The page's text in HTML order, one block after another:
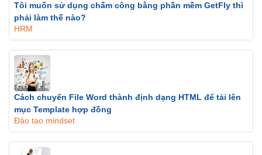
Tôi muốn sử dụng chấm công bằng phần mềm GetFly thì
phải làm thế nào?
HRM
Cách chuyển File Word thành định dạng HTML để tải lên
mục Template hợp đồng
Đào tạo mindset